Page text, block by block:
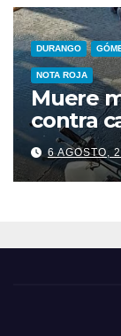
DURANGO
NOTA ROJA
Muere
contra
6 AGOSTO,